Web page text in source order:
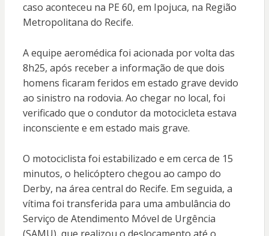
caso aconteceu na PE 60, em Ipojuca, na Região
Metropolitana do Recife.
A equipe aeromédica foi acionada por volta das
8h25, após receber a informação de que dois
homens ficaram feridos em estado grave devido
ao sinistro na rodovia. Ao chegar no local, foi
verificado que o condutor da motocicleta estava
inconsciente e em estado mais grave.
O motociclista foi estabilizado e em cerca de 15
minutos, o helicóptero chegou ao campo do
Derby, na área central do Recife. Em seguida, a
vítima foi transferida para uma ambulância do
Serviço de Atendimento Móvel de Urgência